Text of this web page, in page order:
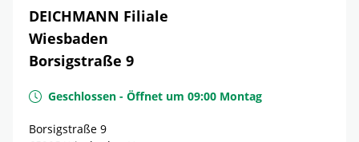
DEICHMANN Filiale
Wiesbaden
Borsigstraße 9
Geschlossen - Öffnet um 09:00 Montag
Borsigstraße 9